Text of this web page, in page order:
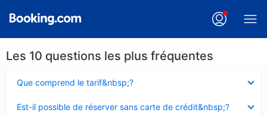
Les 10 questions les plus fréquentes
Que comprend le tarif&nbsp;?
fermé
Est-il possible de réserver sans carte de crédit&nbsp;?
fermé